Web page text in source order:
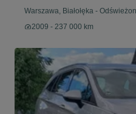
Warszawa, Białołęka -
2009 - 237 000 km